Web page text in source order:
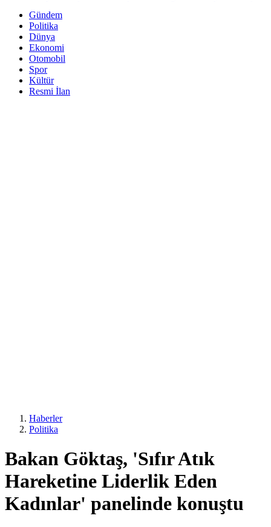
Gündem
Politika
Dünya
Ekonomi
Otomobil
Spor
Kültür
Resmi İlan
Haberler
Politika
Bakan Göktaş, 'Sıfır Atık
Hareketine Liderlik Eden
Kadınlar' panelinde konuştu